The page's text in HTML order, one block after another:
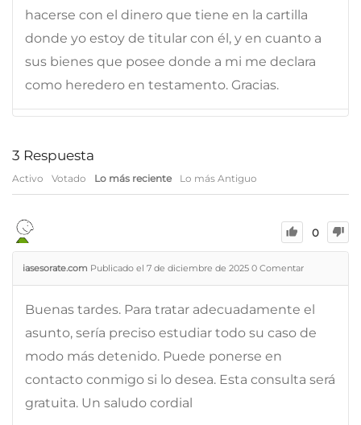
hacerse con el dinero que tiene en la cartilla
donde yo estoy de titular con él, y en cuanto a
sus bienes que posee donde a mi me declara
como heredero en testamento. Gracias.
3 Respuesta
Activo Votado Lo más reciente Lo más Antiguo
0
iasesorate.com Publicado el 7 de diciembre de 2025 0 Comentar
Buenas tardes. Para tratar adecuadamente el
asunto, sería preciso estudiar todo su caso de
modo más detenido. Puede ponerse en
contacto conmigo si lo desea. Esta consulta será
gratuita. Un saludo cordial